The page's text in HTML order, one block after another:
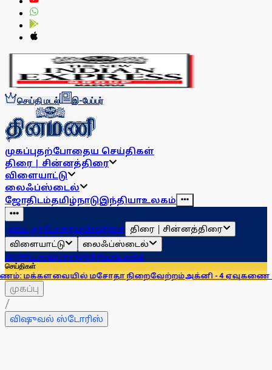
செய்தி மடல் இ-பேப்பர்
முகப்புதற்போதைய செய்திகள்
திரை | சின்னத்திரை
விளையாட்டு
லைஃப்ஸ்டைல்
ஜோதிடம்தமிழ்நாடுஇந்தியாஉலகம்
முகப்புதற்போதைய செய்திகள் திரை | சின்னத்திரை
விளையாட்டு
லைஃப்ஸ்டைல்
ஜோதிடம்தமிழ்நாடுஇந்தியாஉலகம்
செய்திகள்
மசோதா நிறைவேற்றம்அக்னி - 4 ஏவுகணை சோதனை
முகப்பு
/
விஷுவல் ஸ்டோரிஸ்